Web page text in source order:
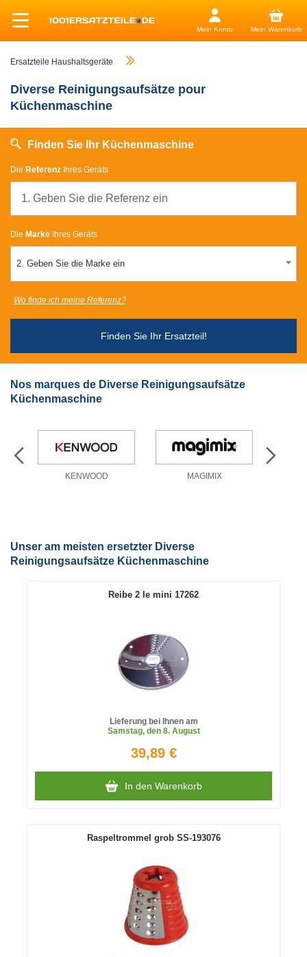
Mein Konto Mein Warenkorb
Ersatzteile Haushaltsgeräte
Diverse Reinigungsaufsätze pour
Küchenmaschine
Finden Sie Ihr Küchenmaschine
Die Referenz Ihres Geräts
Die Marke Ihres Geräts
2. Geben Sie die Marke ein
Finden Sie Ihr Ersatzteil!
Wo finde ich meine Referenz?
Nos marques de Diverse Reinigungsaufsätze
Küchenmaschine
KENWOOD MAGIMIX
Unser am meisten ersetzter Diverse
Reinigungsaufsätze Küchenmaschine
Reibe 2 le mini 17262
Lieferung bei Ihnen am
Samstag, den 8. August
39,89 €
In den Warenkorb
Raspeltrommel grob SS-193076